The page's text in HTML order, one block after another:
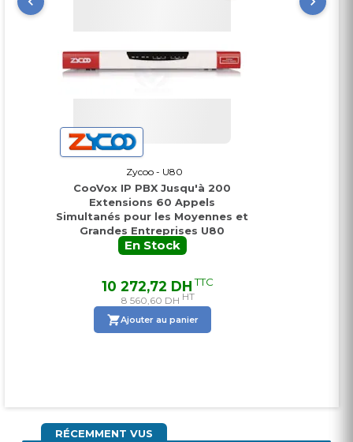
● Durée maximale d'appel configurable
● Pas de frais de licence requis
Zycoo - U80
CooVox IP PBX Jusqu'à 200
Extensions 60 Appels
Simultanés pour les Moyennes et
Grandes Entreprises U80
En Stock
10 272,72 DHTTC
8 560,60 DH HT
Ajouter au panier
RÉCEMMENT VUS